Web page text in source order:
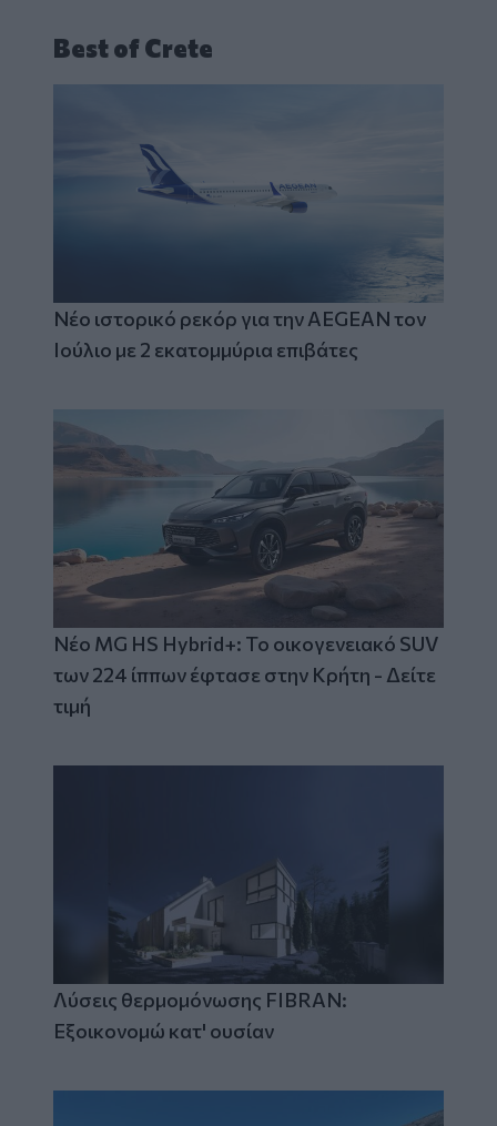
Best of Crete
Νέο ιστορικό ρεκόρ για την AEGEAN τον
Ιούλιο με 2 εκατομμύρια επιβάτες
Νέο MG HS Hybrid+: Το οικογενειακό SUV
των 224 ίππων έφτασε στην Κρήτη - Δείτε
τιμή
Λύσεις θερμομόνωσης FIBRAN:
Εξοικονομώ κατ' ουσίαν